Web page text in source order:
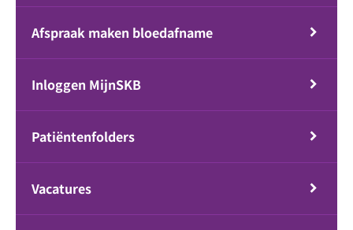
Afspraak maken bloedafname
Inloggen MijnSKB
Patiëntenfolders
Vacatures